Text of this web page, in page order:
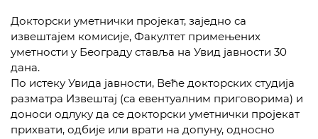
Докторски уметнички пројекат, заједно са
извештајем комисије, Факултет примењених
уметности у Београду ставља на Увид јавности 30
дана.
По истеку Увида јавности, Веће докторских студија
разматра Извештај (са евентуалним приговорима) и
доноси одлуку да се докторски уметнички пројекат
прихвати, одбије или врати на допуну, односно